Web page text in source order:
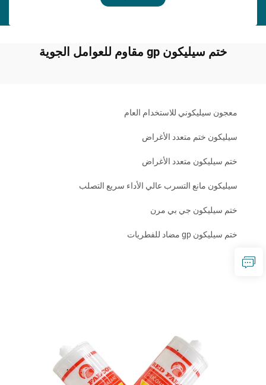
ختم سيليكون gp مقاوم للعوامل الجوية
معجون سيليكوني للاستخدام العام
سيليكون ختم متعدد الأغراض
ختم سيليكون متعدد الأغراض
سيليكون مانع التسرب عالي الأداء سريع التصلب
ختم سيليكون جي بي مرن
ختم سيليكون gp مضاد للفطريات